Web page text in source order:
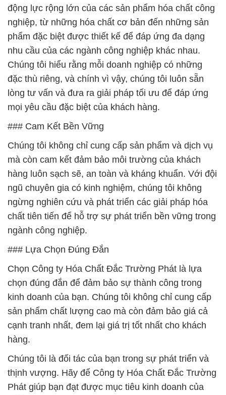
động lực rộng lớn của các sản phẩm hóa chất công
nghiệp, từ những hóa chất cơ bản đến những sản
phẩm đặc biệt được thiết kế để đáp ứng đa dạng
nhu cầu của các ngành công nghiệp khác nhau.
Chúng tôi hiểu rằng mỗi doanh nghiệp có những
đặc thù riêng, và chính vì vậy, chúng tôi luôn sẵn
lòng tư vấn và đưa ra giải pháp tối ưu để đáp ứng
mọi yêu cầu đặc biệt của khách hàng.
### Cam Kết Bền Vững
Chúng tôi không chỉ cung cấp sản phẩm và dịch vụ
mà còn cam kết đảm bảo môi trường của khách
hàng luôn sạch sẽ, an toàn và kháng khuẩn. Với đội
ngũ chuyên gia có kinh nghiệm, chúng tôi không
ngừng nghiên cứu và phát triển các giải pháp hóa
chất tiên tiến để hỗ trợ sự phát triển bền vững trong
ngành công nghiệp.
### Lựa Chọn Đúng Đắn
Chọn Công ty Hóa Chất Đắc Trường Phát là lựa
chọn đúng đắn để đảm bảo sự thành công trong
kinh doanh của bạn. Chúng tôi không chỉ cung cấp
sản phẩm chất lượng cao mà còn đảm bảo giá cả
cạnh tranh nhất, đem lại giá trị tốt nhất cho khách
hàng.
Chúng tôi là đối tác của bạn trong sự phát triển và
thịnh vượng. Hãy để Công ty Hóa Chất Đắc Trường
Phát giúp bạn đạt được mục tiêu kinh doanh của